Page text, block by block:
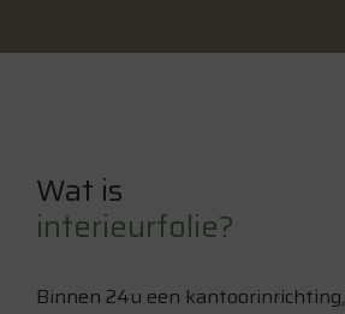
Wat is
interieurfolie?
Binnen 24u een kantoorinrichting,